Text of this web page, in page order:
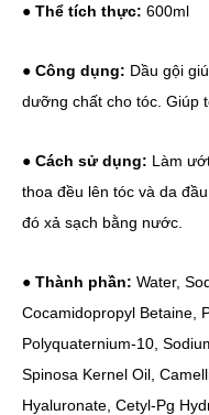
● Thể tích thực: 600ml
● Công dụng: Dầu gội
dưỡng chất cho tóc. Giúp
● Cách sử dụng: Làm
thoa đều lên tóc và da
đó xả sạch bằng nước.
● Thành phần: Water,
Cocamidopropyl Betaine,
Polyquaternium-10,
Spinosa Kernel Oil,
Hyaluronate, Cetyl-Pg